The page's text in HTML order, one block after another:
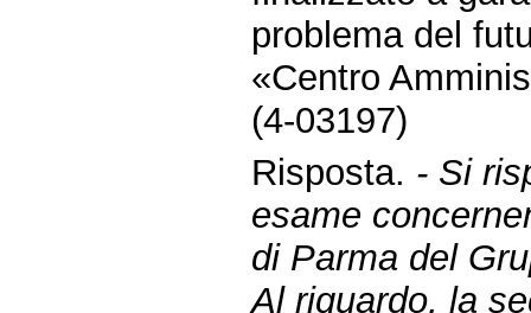
problema del
«Centro
(4-03197)
Risposta. - Si
esame
di Parma del
Al riguardo, la